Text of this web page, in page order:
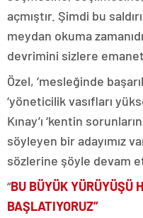
açmıştır. Şimdi bu
meydan okuma
devrimini sizlere
Özel, ‘mesleğinde
‘yöneticilik vasıfları
Kınay’ı ‘kentin
söyleyen bir adayımız
sözlerine şöyle devam
“BU BÜYÜK YÜRÜYÜŞÜ
BAŞLATIYORUZ”